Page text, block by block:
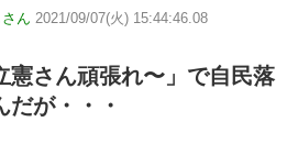
ん 2021/09/07(火) 15:44:46.08
憲さん頑張れ〜」で自民落
だが・・・